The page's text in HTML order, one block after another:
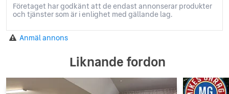
Företaget har godkänt att de endast annonserar produkter
och tjänster som är i enlighet med gällande lag.
Anmäl annons
Liknande fordon